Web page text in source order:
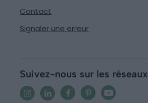
Contact
Signaler une erreur
Suivez-nous sur les réseaux